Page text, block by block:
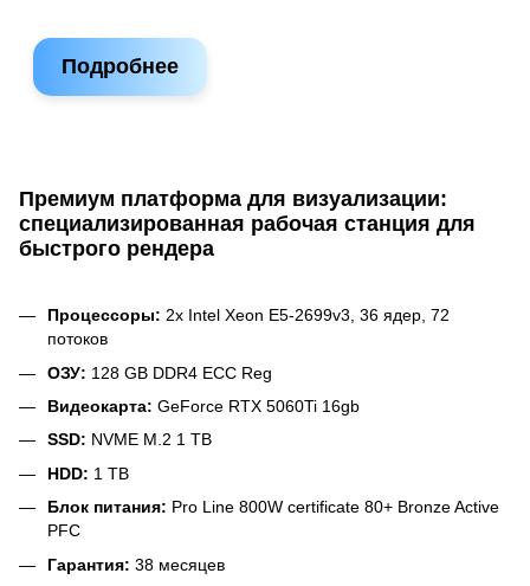
Подробнее
Премиум платформа для визуализации:
специализированная рабочая станция для
быстрого рендера
Процессоры: 2х Intel Xeon E5-2699v3, 36 ядер, 72
потоков
ОЗУ: 128 GB DDR4 ECC Reg
Видеокарта: GeForce RTX 5060Ti 16gb
SSD: NVME M.2 1 TB
HDD: 1 TB
Блок питания: Pro Line 800W certificate 80+ Bronze Active
PFC
Гарантия: 38 месяцев